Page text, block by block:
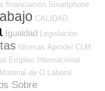
financiación Smartphone
CALIDAD
Igualdad Legislación
Idiomas Aprodel CLM
Empleo Internacional
Material de O.Laboral
Sobre